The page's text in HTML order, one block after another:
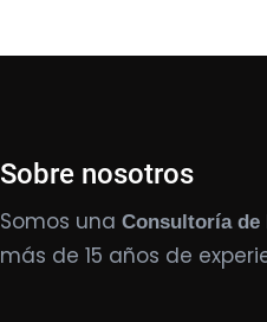
Sobre nosotros
Somos una Consultoría de
más de 15 años de